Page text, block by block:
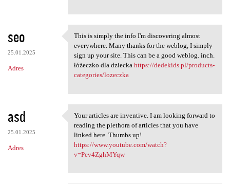
seo
25.01.2025
Adres
This is simply the info I'm
This is simply the info I'm discovering almost
everywhere. Many thanks for the weblog, I simply
sign up your site. This can be a good weblog. inch.
łóżeczko dla dziecka https://dedekids.pl/products-
categories/lozeczka
asd
25.01.2025
Adres
Your articles are inventive.
Your articles are inventive. I am looking forward to
reading the plethora of articles that you have
linked here. Thumbs up!
https://www.youtube.com/watch?
v=Pev4ZghMYqw